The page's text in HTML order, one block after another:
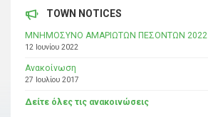
TOWN NOTICES
ΜΝΗΜΟΣΥΝΟ ΑΜΑΡΙΩΤΩΝ ΠΕΣΟΝΤΩΝ
12 Ιουνίου 2022
Ανακοίνωση
27 Ιουλίου 2017
Δείτε όλες τις ανακοινώσεις